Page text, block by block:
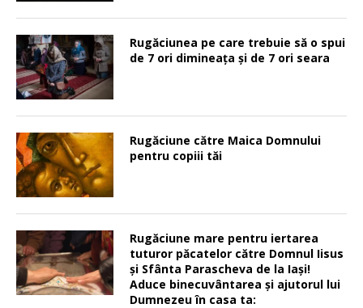
Rugăciunea pe care trebuie să o spui
de 7 ori dimineața și de 7 ori seara
Rugăciune către Maica Domnului
pentru copiii tăi
Rugăciune mare pentru iertarea
tuturor păcatelor către Domnul Iisus
şi Sfânta Parascheva de la Iaşi!
Aduce binecuvântarea şi ajutorul lui
Dumnezeu în casa ta: